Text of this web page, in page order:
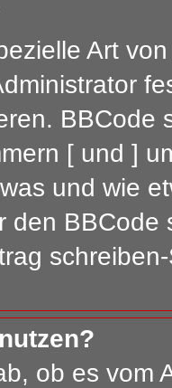
Art
BBCode
[ und ]
und wie
den
ob es vom